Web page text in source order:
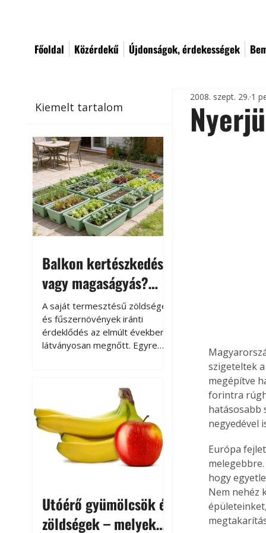
Főoldal Közérdekű Újdonságok, érdekességek
Kiemelt tartalom
Balkon kertészkedés
vagy magaságyás?
Helytakarékos
kertészkedés
A saját termesztésű zöldségek
és fűszernövények iránti
érdeklődés az elmúlt években
látványosan megnőtt. Egyre
kertészkedés sokak számára
kikapcsolódást és feltöltődést
is jelent.
Utóérő gyümölcsök és
zöldségek – melyek
2008. szept. 29. 1
szigeteltek
megépítve
forintra
hatásosabb
negyedével
Európa
hogy
Nem nehéz